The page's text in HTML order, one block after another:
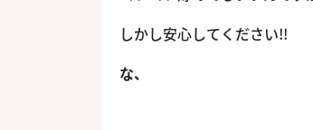
しかし安心してください!!
な、